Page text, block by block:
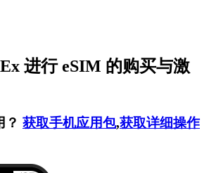
进行 eSIM 的购买与激
？ 获取手机应用包,获取详细操作